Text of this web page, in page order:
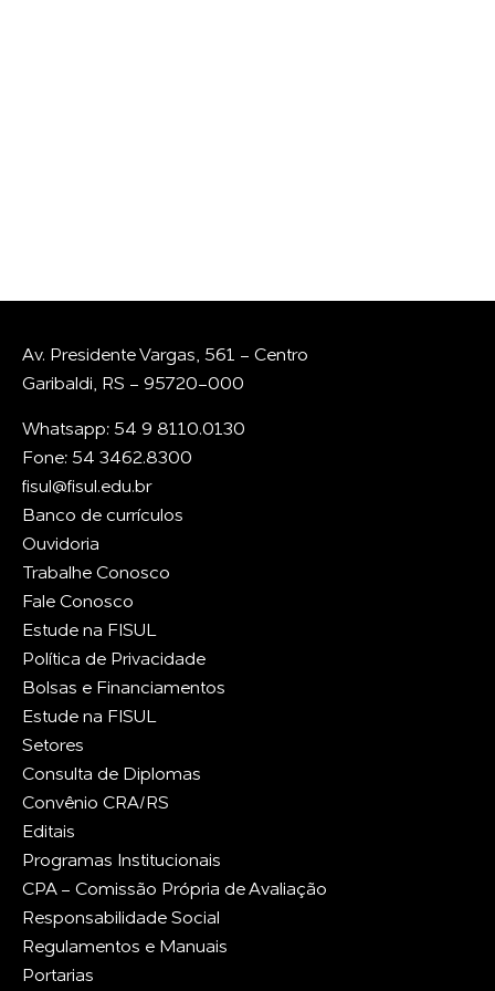
Av. Presidente Vargas, 561 - Centro
Garibaldi, RS - 95720-000
Whatsapp: 54 9 8110.0130
Fone: 54 3462.8300
fisul@fisul.edu.br
Banco de currículos
Ouvidoria
Trabalhe Conosco
Fale Conosco
Estude na FISUL
Política de Privacidade
Bolsas e Financiamentos
Estude na FISUL
Setores
Consulta de Diplomas
Convênio CRA/RS
Editais
Programas Institucionais
CPA - Comissão Própria de Avaliação
Responsabilidade Social
Regulamentos e Manuais
Portarias